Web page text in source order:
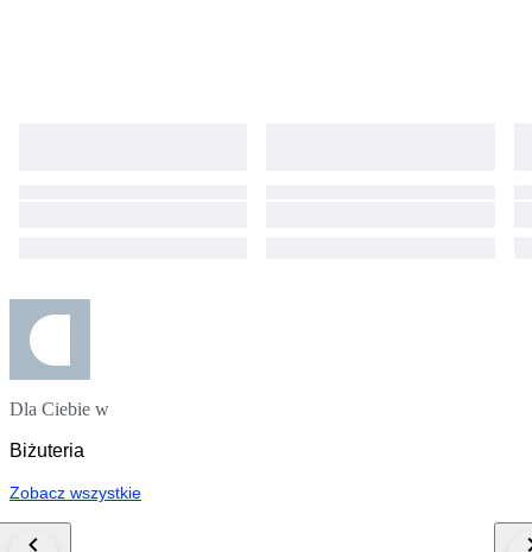
Dla Ciebie w
Biżuteria
Zobacz wszystkie